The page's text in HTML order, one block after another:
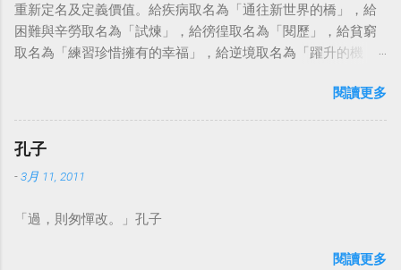
重新定名及定義價值。給疾病取名為「通往新世界的橋」，給
困難與辛勞取名為「試煉」，給徬徨取名為「閱歷」，給貧窮
取名為「練習珍惜擁有的幸福」，給逆境取名為「躍升的機
點看事情，就不會覺得活著是一件沉重的事。#超譯尼采 — 中
華名言 - Chinese Quotes (@chinese_quotes) May 23, 2023
閱讀更多
孔子
-3月 11, 2011
「過，則匆憚改。」孔子
閱讀更多